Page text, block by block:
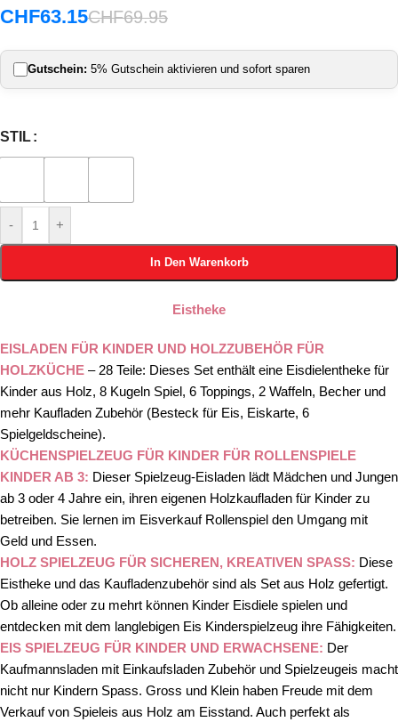
CHF63.15CHF69.95
Gutschein: 5% Gutschein aktivieren und sofort sparen
STIL
- +
In Den Warenkorb
Eistheke
EISLADEN FÜR KINDER UND HOLZZUBEHÖR FÜR
HOLZKÜCHE – 28 Teile: Dieses Set enthält eine Eisdielentheke für
Kinder aus Holz, 8 Kugeln Spiel, 6 Toppings, 2 Waffeln, Becher und
mehr Kaufladen Zubehör (Besteck für Eis, Eiskarte, 6
Spielgeldscheine).
KÜCHENSPIELZEUG FÜR KINDER FÜR ROLLENSPIELE
KINDER AB 3: Dieser Spielzeug-Eisladen lädt Mädchen und Jungen
ab 3 oder 4 Jahre ein, ihren eigenen Holzkaufladen für Kinder zu
betreiben. Sie lernen im Eisverkauf Rollenspiel den Umgang mit
Geld und Essen.
HOLZ SPIELZEUG FÜR SICHEREN, KREATIVEN SPASS: Diese
Eistheke und das Kaufladenzubehör sind als Set aus Holz gefertigt.
Ob alleine oder zu mehrt können Kinder Eisdiele spielen und
entdecken mit dem langlebigen Eis Kinderspielzeug ihre Fähigkeiten.
EIS SPIELZEUG FÜR KINDER UND ERWACHSENE: Der
Kaufmannsladen mit Einkaufsladen Zubehör und Spielzeugeis macht
nicht nur Kindern Spass. Gross und Klein haben Freude mit dem
Verkauf von Spieleis aus Holz am Eisstand. Auch perfekt als